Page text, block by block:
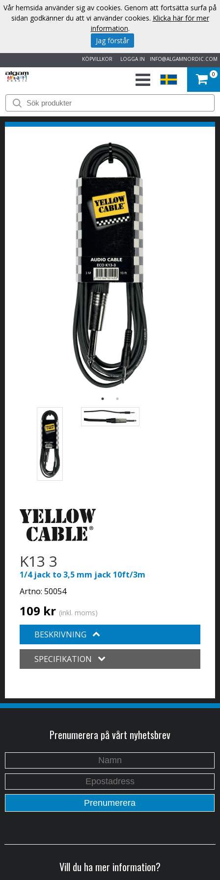
INFO@ALGAMNORDIC.COM
LOGGA IN
KÖPVILLKOR
START
VARUMÄRKEN
0
K13 3
1/4 jack to 3,5 mm jack 10ft/3m
Artno: 50054
109 kr (inkl. moms)
BESKRIVNING
SPECIFIKATION
Prenumerera på vårt nyhetsbrev
Vill du ha mer information?
Vår hemsida använder sig av cookies. Genom att fortsätta surfa på
sidan godkänner du att vi använder cookies. Klicka här för mer
information.
Jag förstår